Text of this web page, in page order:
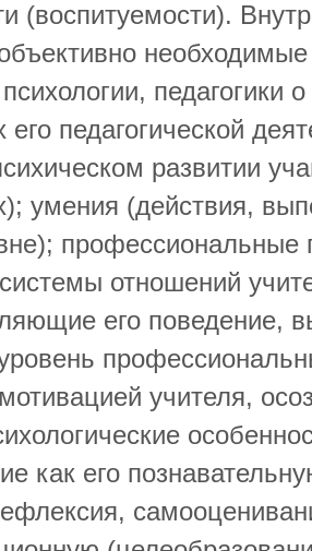
(воспитуемости).
необходимые
педагогики
его педагогической
развитии
умения (действия,
профессиональные
отношений
его поведение,
учителя,
как его